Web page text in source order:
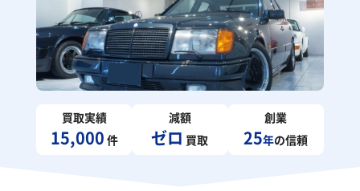
買取実績
15,000 件
減額
ゼロ 買取
創業
25年の信頼